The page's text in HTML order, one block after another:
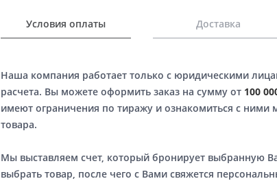
Условия оплаты Доставка
Наша компания работает только с юридическими
расчета. Вы можете оформить заказ на сумму от 100
имеют ограничения по тиражу и ознакомиться с ними
товара.
Мы выставляем счет, который бронирует выбранную
выбрать товар, после чего с Вами свяжется